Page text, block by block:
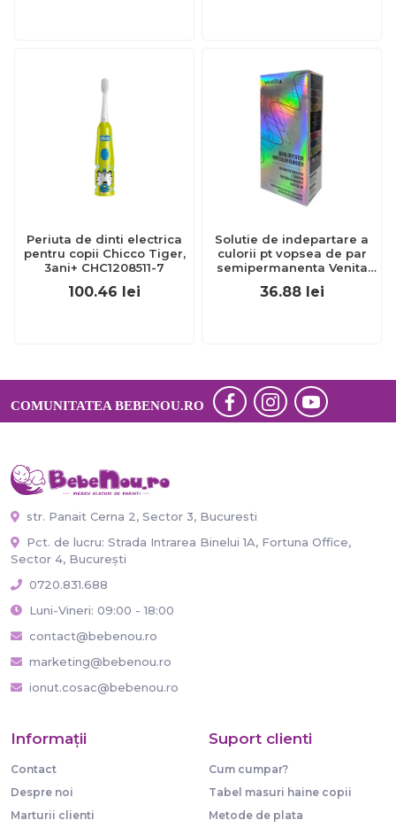
Periuta de dinti electrica
pentru copii Chicco Tiger,
3ani+ CHC1208511-7
100.46 lei
Solutie de indepartare a
culorii pt vopsea de par
semipermanenta Venita
15 ml
36.88 lei
COMUNITATEA BEBENOU.RO
str. Panait Cerna 2, Sector 3, Bucuresti
Pct. de lucru: Strada Intrarea Binelui 1A, Fortuna Office,
Sector 4, București
0720.831.688
Luni-Vineri: 09:00 - 18:00
contact@bebenou.ro
marketing@bebenou.ro
ionut.cosac@bebenou.ro
Informaţii
Contact
Despre noi
Marturii clienti
Suport clienti
Cum cumpar?
Tabel masuri haine copii
Metode de plata